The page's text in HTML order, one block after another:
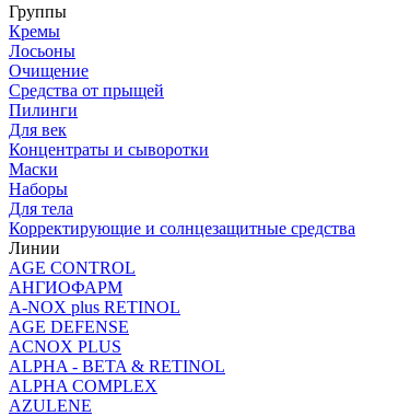
Группы
Кремы
Лосьоны
Очищение
Средства от прыщей
Пилинги
Для век
Концентраты и сыворотки
Маски
Наборы
Для тела
Корректирующие и солнцезащитные средства
Линии
AGE CONTROL
АНГИОФАРМ
A-NOX plus RETINOL
AGE DEFENSE
ACNOX PLUS
ALPHA - BETA & RETINOL
ALPHA COMPLEX
AZULENE